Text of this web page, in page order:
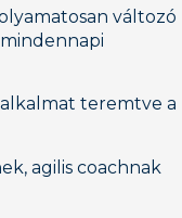
változó
teremtve a
agilis coachnak